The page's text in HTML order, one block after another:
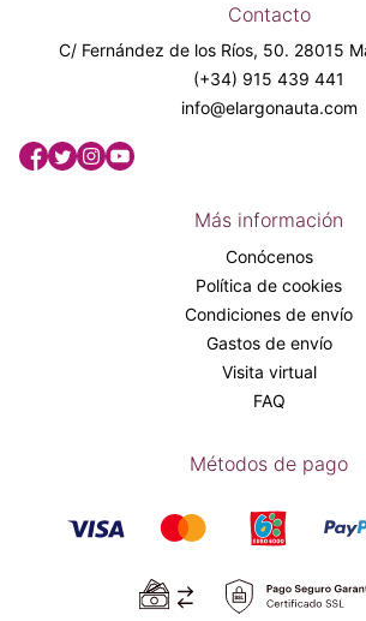
Contacto
C/ Fernández de los Ríos, 50. 28015
(+34) 915 439 441
info@elargonauta.com
Más información
Conócenos
Política de cookies
Condiciones de envío
Gastos de envío
Visita virtual
FAQ
Métodos de pago